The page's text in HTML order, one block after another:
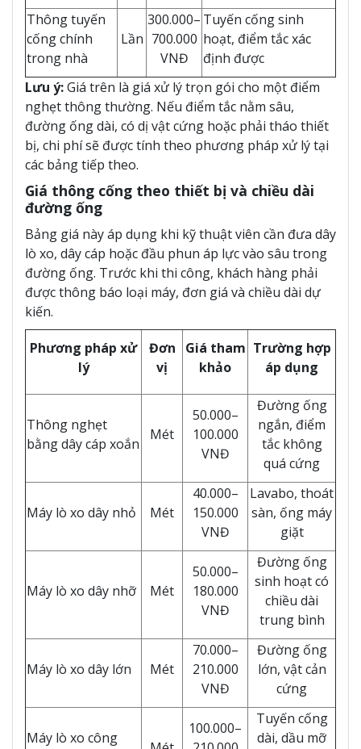
Thông tuyến
cống chính
trong nhà
Lần
300.000–
700.000
VNĐ
Tuyến cống sinh
hoạt, điểm tắc xác
định được
Lưu ý:Giá trên là giá xử lý trọn gói cho một điểm
nghẹt thông thường. Nếu điểm tắc nằm sâu,
đường ống dài, có dị vật cứng hoặc phải tháo thiết
bị, chi phí sẽ được tính theo phương pháp xử lý tại
các bảng tiếp theo.
Giá thông cống theo thiết bị và chiều dài
đường ống
Bảng giá này áp dụng khi kỹ thuật viên cần đưa dây
lò xo, dây cáp hoặc đầu phun áp lực vào sâu trong
đường ống. Trước khi thi công, khách hàng phải
được thông báo loại máy, đơn giá và chiều dài dự
kiến.
Phương pháp xử
lý
Đơn
vị
Giá tham
khảo
Trường hợp
áp dụng
Thông nghẹt
bằng dây cáp xoắn
Mét
50.000–
100.000
VNĐ
Đường ống
ngắn, điểm
tắc không
quá cứng
Máy lò xo dây nhỏ Mét
40.000–
150.000
VNĐ
Lavabo, thoát
sàn, ống máy
giặt
Máy lò xo dây nhỡ Mét
50.000–
180.000
VNĐ
Đường ống
sinh hoạt có
chiều dài
trung bình
Máy lò xo dây lớn Mét
70.000–
210.000
VNĐ
Đường ống
lớn, vật cản
cứng
Máy lò xo công
100.000–
Tuyến cống
dài, dầu mỡ